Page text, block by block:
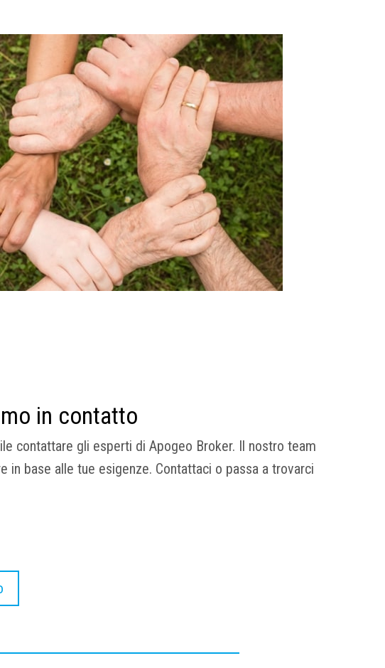
in contatto
contattare gli esperti di Apogeo Broker. Il nostro team
base alle tue esigenze. Contattaci o passa a trovarci